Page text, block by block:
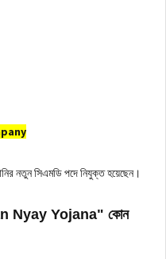
নতুন সিএমডি পদে নিযুক্ত হয়েছেন।
Nyay Yojana" কোন